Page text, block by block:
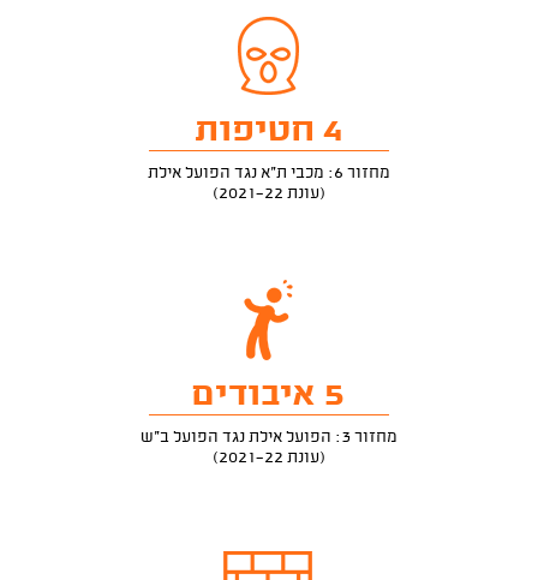
4 חטיפות
מחזור 6: מכבי ת"א נגד הפועל אילת
(עונת 2021-22)
5 איבודים
מחזור 3: הפועל אילת נגד הפועל ב"ש
(עונת 2021-22)